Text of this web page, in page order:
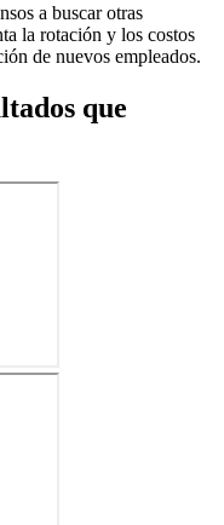
a buscar otras
la rotación y los costos
de nuevos empleados.
que